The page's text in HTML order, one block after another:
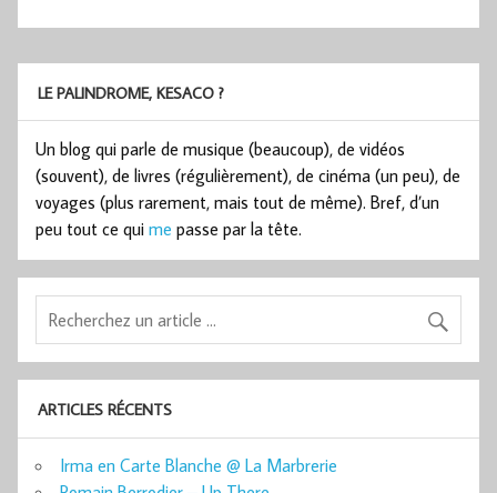
LE PALINDROME, KESACO ?
Un blog qui parle de musique (beaucoup), de vidéos
(souvent), de livres (régulièrement), de cinéma (un peu), de
voyages (plus rarement, mais tout de même). Bref, d’un
peu tout ce qui me passe par la tête.
ARTICLES RÉCENTS
Irma en Carte Blanche @ La Marbrerie